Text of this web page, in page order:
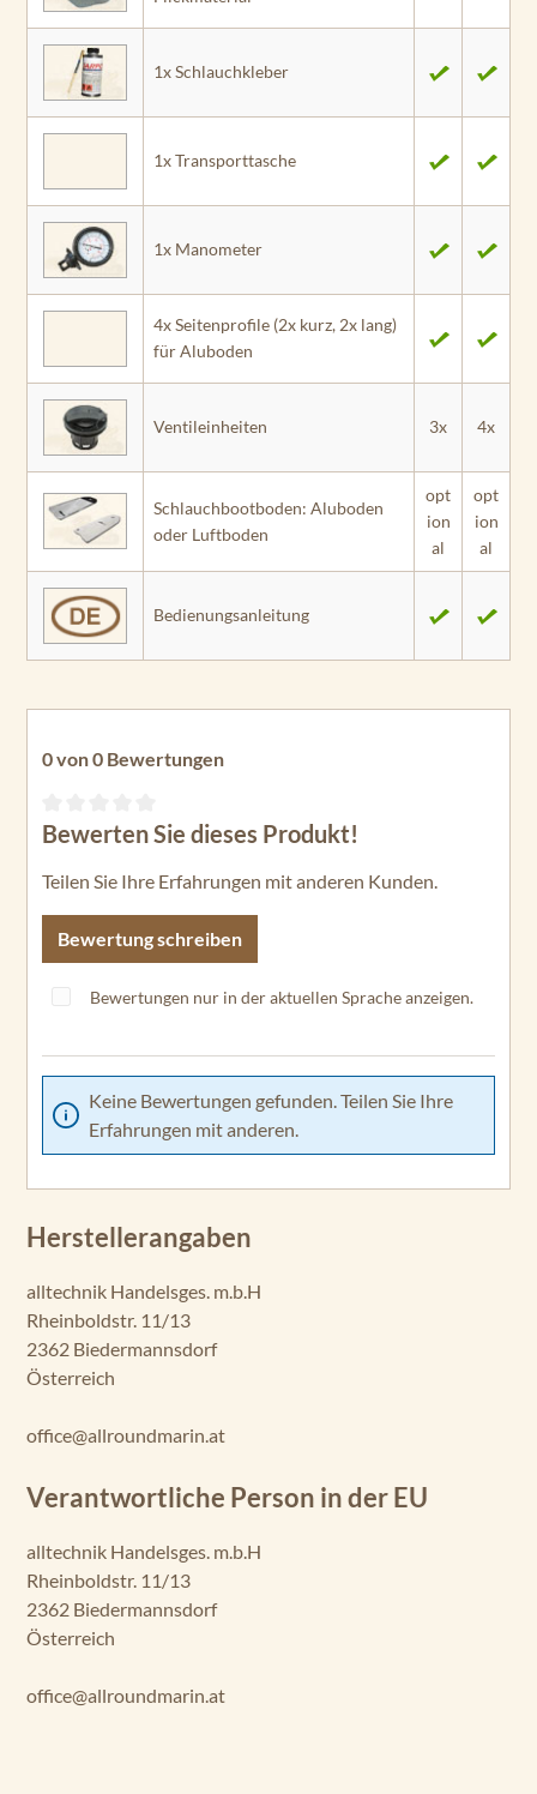
1x Schlauchkleber
1x Transporttasche
1x Manometer
4x Seitenprofile (2x kurz, 2x lang)
für Aluboden
Ventileinheiten 3x 4x
Schlauchbootboden: Aluboden
oder Luftboden
opt
ion
al
opt
ion
al
Bedienungsanleitung
0 von 0 Bewertungen
Durchschnittliche Bewertung von 0 von 5 Sternen
Bewerten Sie dieses Produkt!
Teilen Sie Ihre Erfahrungen mit anderen Kunden.
Bewertung schreiben
Bewertungen nur in der aktuellen Sprache anzeigen.
Keine Bewertungen gefunden. Teilen Sie Ihre
Erfahrungen mit anderen.
Herstellerangaben
alltechnik Handelsges. m.b.H
Rheinboldstr. 11/13
2362 Biedermannsdorf
Österreich
office@allroundmarin.at
Verantwortliche Person in der EU
alltechnik Handelsges. m.b.H
Rheinboldstr. 11/13
2362 Biedermannsdorf
Österreich
office@allroundmarin.at